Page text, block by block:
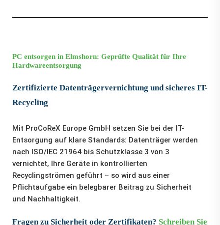
PC entsorgen in Elmshorn: Geprüfte Qualität für Ihre
Hardwareentsorgung
Zertifizierte Datenträgervernichtung und sicheres IT-
Recycling
Mit ProCoReX Europe GmbH setzen Sie bei der IT-
Entsorgung auf klare Standards: Datenträger werden
nach ISO/IEC 21964 bis Schutzklasse 3 von 3
vernichtet, Ihre Geräte in kontrollierten
Recyclingströmen geführt – so wird aus einer
Pflichtaufgabe ein belegbarer Beitrag zu Sicherheit
und Nachhaltigkeit.
Fragen zu Sicherheit oder Zertifikaten? Schreiben Sie